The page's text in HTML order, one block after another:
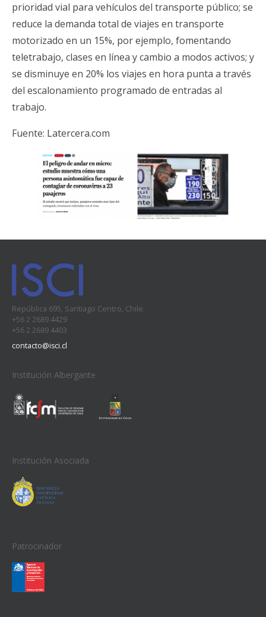
prioridad vial para vehículos del transporte público; se
reduce la demanda total de viajes en transporte
motorizado en un 15%, por ejemplo, fomentando
teletrabajo, clases en línea y cambio a modos activos; y
se disminuye en 20% los viajes en hora punta a través
del escalonamiento programado de entradas al
trabajo.
Fuente: Latercera.com
República 695, Santiago Centro, Chile.
+56 2 2689 4429
+56 2 2689 4403
contacto@isci.cl
Institución Albergante
Institución Asociada
Patrocinador